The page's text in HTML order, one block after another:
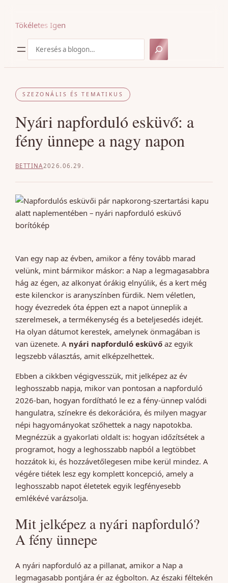
Tökéletes Igen
SZEZONÁLIS ÉS TEMATIKUS
Nyári napforduló esküvő: a
fény ünnepe a nagy napon
BETTINA2026.06.29.
Van egy nap az évben, amikor a fény tovább marad
velünk, mint bármikor máskor: a Nap a legmagasabbra
hág az égen, az alkonyat órákig elnyúlik, és a kert még
este kilenckor is aranyszínben fürdik. Nem véletlen,
hogy évezredek óta éppen ezt a napot ünneplik a
szerelmesek, a termékenység és a beteljesedés idejét.
Ha olyan dátumot kerestek, amelynek önmagában is
van üzenete. A nyári napforduló esküvő az egyik
legszebb választás, amit elképzelhettek.
Ebben a cikkben végigvesszük, mit jelképez az év
leghosszabb napja, mikor van pontosan a napforduló
2026-ban, hogyan fordítható le ez a fény-ünnep valódi
hangulatra, színekre és dekorációra, és milyen magyar
népi hagyományokat szőhettek a nagy napotokba.
Megnézzük a gyakorlati oldalt is: hogyan időzítsétek a
programot, hogy a leghosszabb napból a legtöbbet
hozzátok ki, és hozzávetőlegesen mibe kerül mindez. A
végére tiétek lesz egy komplett koncepció, amely a
leghosszabb napot életetek egyik legfényesebb
emlékévé varázsolja.
Mit jelképez a nyári napforduló?
A fény ünnepe
A nyári napforduló az a pillanat, amikor a Nap a
legmagasabb pontjára ér az égbolton. Az északi féltekén